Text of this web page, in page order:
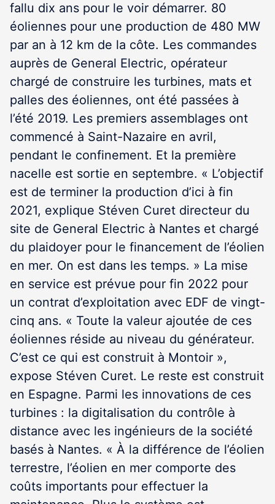
fallu dix ans pour le voir démarrer. 80
éoliennes pour une production de 480 MW
par an à 12 km de la côte. Les commandes
auprès de General Electric, opérateur
chargé de construire les turbines, mats et
palles des éoliennes, ont été passées à
l’été 2019. Les premiers assemblages ont
commencé à Saint-Nazaire en avril,
pendant le confinement. Et la première
nacelle est sortie en septembre. « L’objectif
est de terminer la production d’ici à fin
2021, explique Stéven Curet directeur du
site de General Electric à Nantes et chargé
du plaidoyer pour le financement de l’éolien
en mer. On est dans les temps. » La mise
en service est prévue pour fin 2022 pour
un contrat d’exploitation avec EDF de vingt-
cinq ans. « Toute la valeur ajoutée de ces
éoliennes réside au niveau du générateur.
C’est ce qui est construit à Montoir »,
expose Stéven Curet. Le reste est construit
en Espagne. Parmi les innovations de ces
turbines : la digitalisation du contrôle à
distance avec les ingénieurs de la société
basés à Nantes. « À la différence de l’éolien
terrestre, l’éolien en mer comporte des
coûts importants pour effectuer la